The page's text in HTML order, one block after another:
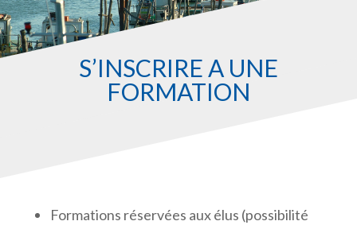
S’INSCRIRE À UNE
FORMATION
Formations réservées aux élus (possibilité